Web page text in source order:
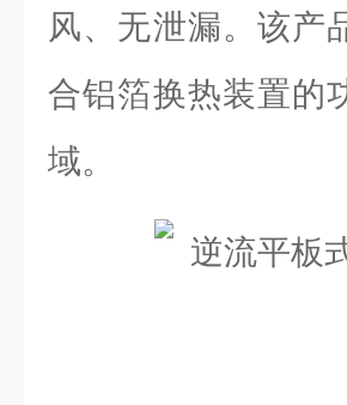
风、无泄漏。该产
合铝箔换热装置的
域。